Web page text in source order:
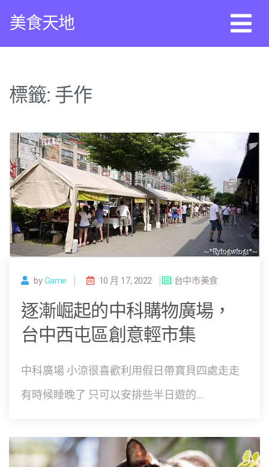
美食天地
標籤: 手作
byGame 10 月 17, 2022 台中市美食
逐漸崛起的中科購物廣場，
台中西屯區創意輕市集
中科廣場 小涼很喜歡利用假日帶寶貝四處走走
有時候睡晚了 只可以安排些半日遊的...